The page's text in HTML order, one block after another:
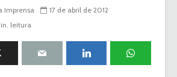
Imprensa
17 de abril de 2012
leitura